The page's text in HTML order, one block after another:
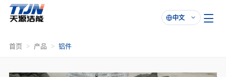

中文
首页 产品 铝件